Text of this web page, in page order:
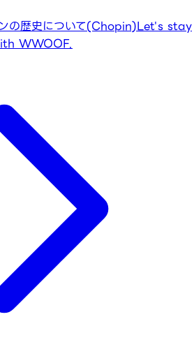
の歴史について(Chopin)Let's stay
WWOOF.